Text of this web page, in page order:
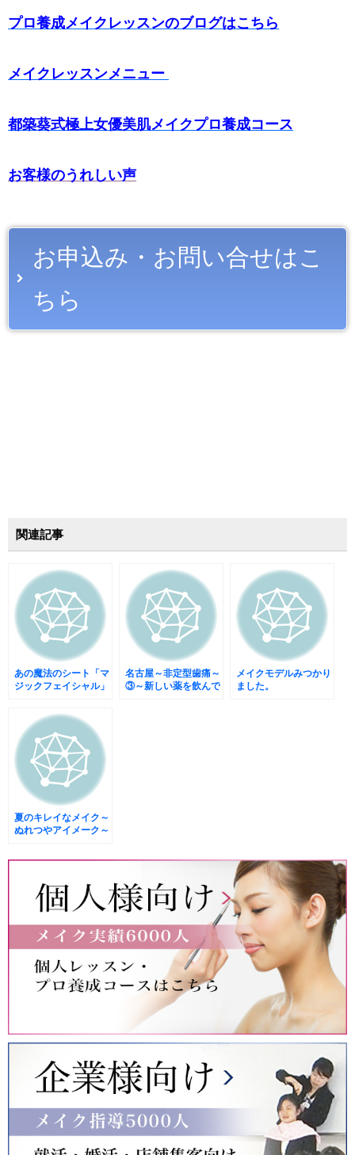
プロ養成メイクレッスンのブログはこちら
メイクレッスンメニュー
都築葵式極上女優美肌メイクプロ養成コース
お客様のうれしい声
お申込み・お問い合せはこ
ちら
関連記事
あの魔法のシート「マ
ジックフェイシャル」
名古屋～非定型歯痛～
③～新しい薬を飲んで
メイクモデルみつかり
ました。
夏のキレイなメイク～
ぬれつやアイメーク～